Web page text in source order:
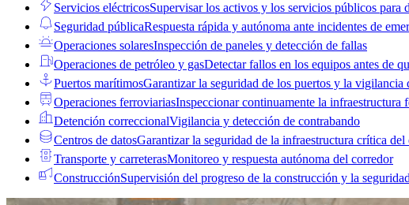
Servicios eléctricosSupervisar los activos y los servicios públicos para
Seguridad públicaRespuesta rápida y autónoma ante incidentes de
Operaciones solaresInspección de paneles y detección de fallas
Operaciones de petróleo y gasDetectar fallos en los equipos antes de
Puertos marítimosGarantizar la seguridad de los puertos y la vigilancia
Operaciones ferroviariasInspeccionar continuamente la infraestructura
Detención correccionalVigilancia y detección de contrabando
Centros de datosGarantizar la seguridad de la infraestructura crítica del
Transporte y carreterasMonitoreo y respuesta autónoma del corredor
ConstrucciónSupervisión del progreso de la construcción y la seguridad